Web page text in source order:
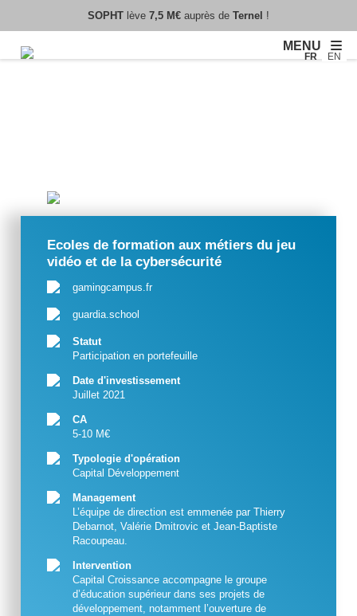
SOPHT lève 7,5 M€ auprès de Ternel !
FR EN
MENU
Ecoles de formation aux métiers du jeu
vidéo et de la cybersécurité
gamingcampus.fr
guardia.school
Statut
Participation en portefeuille
Date d'investissement
Juillet 2021
CA
5-10 M€
Typologie d'opération
Capital Développement
Management
L’équipe de direction est emmenée par Thierry
Debarnot, Valérie Dmitrovic et Jean-Baptiste
Racoupeau.
Intervention
Capital Croissance accompagne le groupe
d’éducation supérieur dans ses projets de
développement, notamment l’ouverture de